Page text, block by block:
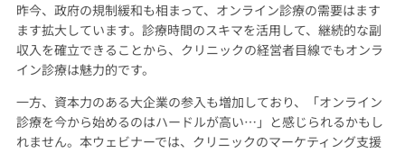
昨今、政府の規制緩和も相まって、オンライン診療の需要はます
ます拡大しています。診療時間のスキマを活用して、継続的な副
収入を確立できることから、クリニックの経営者目線でもオンラ
イン診療は魅力的です。
一方、資本力のある大企業の参入も増加しており、「オンライン
診療を今から始めるのはハードルが高い…」と感じられるかもし
れません。本ウェビナーでは、クリニックのマーケティング支援